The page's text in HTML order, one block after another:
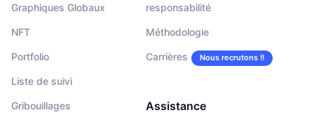
Graphiques Globaux
NFT
Portfolio
Liste de suivi
Gribouillages
responsabilité
Méthodologie
Carrières Nous recrutons !!
Assistance